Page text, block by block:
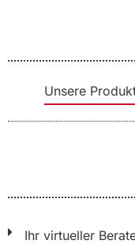
Unsere
Ihr virtueller